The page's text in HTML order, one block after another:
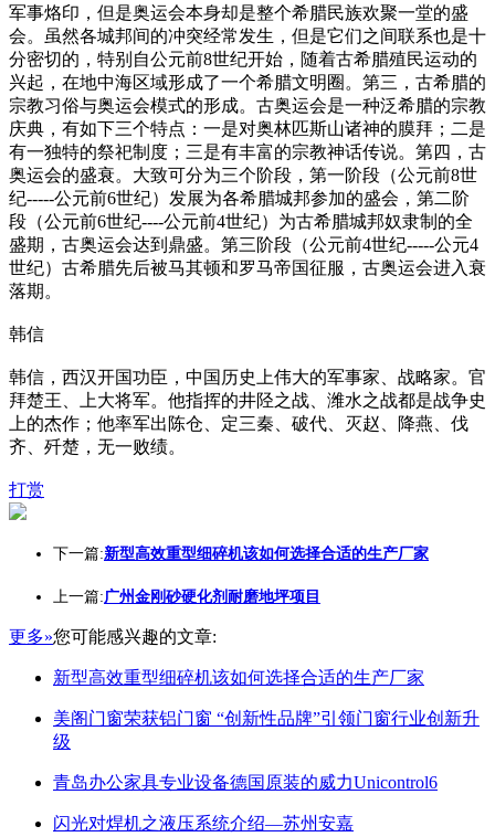
军事烙印，但是奥运会本身却是整个希腊民族欢聚一堂的盛
会。虽然各城邦间的冲突经常发生，但是它们之间联系也是十
分密切的，特别自公元前8世纪开始，随着古希腊殖民运动的
兴起，在地中海区域形成了一个希腊文明圈。第三，古希腊的
宗教习俗与奥运会模式的形成。古奥运会是一种泛希腊的宗教
庆典，有如下三个特点：一是对奥林匹斯山诸神的膜拜；二是
有一独特的祭祀制度；三是有丰富的宗教神话传说。第四，古
奥运会的盛衰。大致可分为三个阶段，第一阶段（公元前8世
纪-----公元前6世纪）发展为各希腊城邦参加的盛会，第二阶
段（公元前6世纪----公元前4世纪）为古希腊城邦奴隶制的全
盛期，古奥运会达到鼎盛。第三阶段（公元前4世纪-----公元4
世纪）古希腊先后被马其顿和罗马帝国征服，古奥运会进入衰
落期。
韩信
韩信，西汉开国功臣，中国历史上伟大的军事家、战略家。官
拜楚王、上大将军。他指挥的井陉之战、潍水之战都是战争史
上的杰作；他率军出陈仓、定三秦、破代、灭赵、降燕、伐
齐、歼楚，无一败绩。
打赏
下一篇:新型高效重型细碎机该如何选择合适的生产厂家
上一篇:广州金刚砂硬化剂耐磨地坪项目
更多»您可能感兴趣的文章:
新型高效重型细碎机该如何选择合适的生产厂家
美阁门窗荣获铝门窗 “创新性品牌”引领门窗行业创新升
级
青岛办公家具专业设备德国原装的威力Unicontrol6
闪光对焊机之液压系统介绍—苏州安嘉